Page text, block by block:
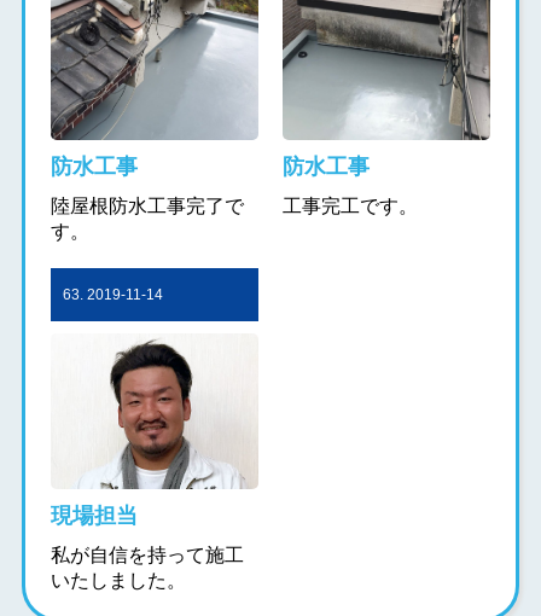
防水工事
陸屋根防水工事完了で
す。
防水工事
工事完工です。
63. 2019-11-14
現場担当
私が自信を持って施工
いたしました。